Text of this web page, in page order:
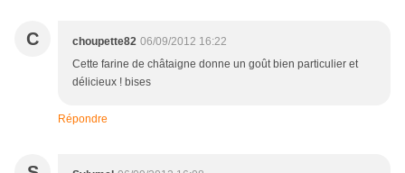
C choupette82 06/09/2012 16:22
Cette farine de châtaigne donne un goût bien particulier et
délicieux ! bises
Répondre